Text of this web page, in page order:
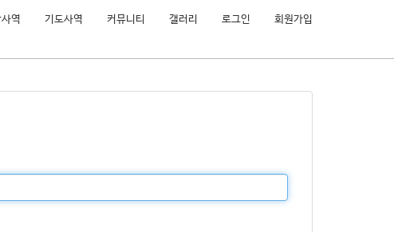
역 기도사역 커뮤니티 갤러리 로그인 회원가입